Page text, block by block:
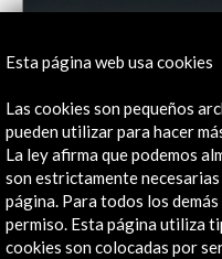
La Flota de Nueva
Nuestra Señora del
Esta página web usa cookies
Las cookies son pequeños
pueden utilizar para hacer
La ley afirma que podemos
son estrictamente
página. Para todos los
permiso. Esta página utiliza
cookies son colocadas por